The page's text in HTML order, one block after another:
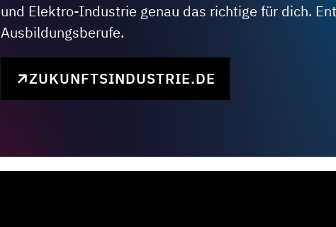
und Elektro-Industrie genau das richtige für dich.
Ausbildungsberufe.
ZUKUNFTSINDUSTRIE.DE